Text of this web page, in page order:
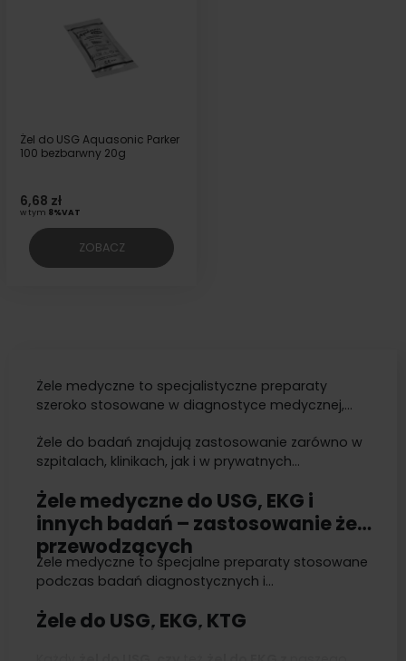
Żel do USG Aquasonic Parker
100 bezbarwny 20g
6,68 zł
w tym 8%VAT
ZOBACZ
Żele medyczne to specjalistyczne preparaty
szeroko stosowane w diagnostyce medycznej,
różnych procedurach medycznych i urządzeniach,
umożliwiają efektywne przewodnictwo sygnałów,
zastosowanie żelu pozwala na przeprowadzenie
badań diagnostycznych oraz zabiegów
terapeutycznych z wysoką dokładnością.
Żele do badań znajdują zastosowanie zarówno w
szpitalach, klinikach, jak i w prywatnych
Żele medyczne do USG, EKG i
innych badań – zastosowanie żeli
przewodzących
Żele medyczne to specjalne preparaty stosowane
podczas badań diagnostycznych i
prąd elektryczny lub światło. Ich głównym
Żele do USG, EKG, KTG